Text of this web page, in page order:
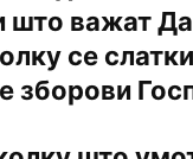
што важат
се
зборови